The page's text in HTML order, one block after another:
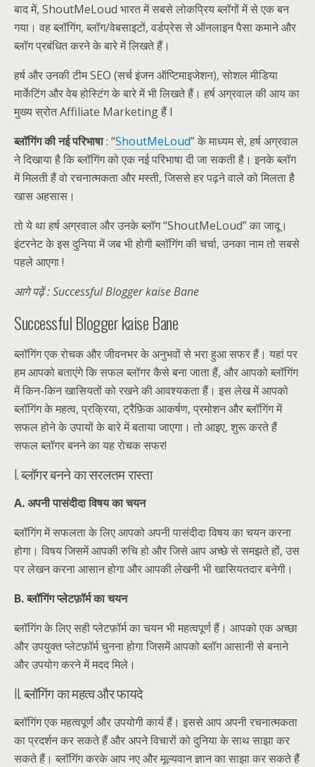
बाद में, ShoutMeLoud भारत में सबसे लोकप्रिय ब्लॉगों में से एक बन
गया। वह ब्लॉगिंग, ब्लॉग/वेबसाइटों, वर्डप्रेस से ऑनलाइन पैसा कमाने और
ब्लॉग प्रबंधित करने के बारे में लिखते हैं।
हर्ष और उनकी टीम SEO (सर्च इंजन ऑप्टिमाइजेशन), सोशल मीडिया
मार्केटिंग और वेब होस्टिंग के बारे में भी लिखते हैं। हर्ष अग्रवाल की आय का
मुख्य स्रोत Affiliate Marketing हैं I
ब्लॉगिंग की नई परिभाषा: “ShoutMeLoud” के माध्यम से, हर्ष अग्रवाल
ने दिखाया है कि ब्लॉगिंग को एक नई परिभाषा दी जा सकती है। इनके ब्लॉग
में मिलती हैं वो रचनात्मकता और मस्ती, जिससे हर पढ़ने वाले को मिलता है
खास अहसास।
तो ये था हर्ष अग्रवाल और उनके ब्लॉग “ShoutMeLoud” का जादू।
इंटरनेट के इस दुनिया में जब भी होगी ब्लॉगिंग की चर्चा, उनका नाम तो सबसे
पहले आएगा !
आगे पढ़ें : Successful Blogger kaise Bane
Successful Blogger kaise Bane
ब्लॉगिंग एक रोचक और जीवनभर के अनुभवों से भरा हुआ सफर हैं। यहां पर
हम आपको बताएंगे कि सफल ब्लॉगर कैसे बना जाता हैं, और आपको ब्लॉगिंग
में किन-किन खासियतों को रखने की आवश्यकता हैं। इस लेख में आपको
ब्लॉगिंग के महत्व, प्रक्रिया, ट्रैफ़िक आकर्षण, प्रमोशन और ब्लॉगिंग में
सफल होने के उपायों के बारे में बताया जाएगा। तो आइए, शुरू करते हैं
सफल ब्लॉगर बनने का यह रोचक सफर!
I. ब्लॉगर बनने का सरलतम रास्ता
A. अपनी पासंदीदा विषय का चयन
ब्लॉगिंग में सफलता के लिए आपको अपनी पासंदीदा विषय का चयन करना
होगा। विषय जिसमें आपकी रुचि हो और जिसे आप अच्छे से समझते हों, उस
पर लेखन करना आसान होगा और आपकी लेखनी भी खासियतदार बनेगी।
B. ब्लॉगिंग प्लेटफ़ॉर्म का चयन
ब्लॉगिंग के लिए सही प्लेटफ़ॉर्म का चयन भी महत्वपूर्ण हैं। आपको एक अच्छा
और उपयुक्त प्लेटफ़ॉर्म चुनना होगा जिसमें आपको ब्लॉग आसानी से बनाने
और उपयोग करने में मदद मिले।
II. ब्लॉगिंग का महत्व और फायदे
ब्लॉगिंग एक महत्वपूर्ण और उपयोगी कार्य हैं। इससे आप अपनी रचनात्मकता
का प्रदर्शन कर सकते हैं और अपने विचारों को दुनिया के साथ साझा कर
सकते हैं। ब्लॉगिंग करके आप नए और मूल्यवान ज्ञान का साझा कर सकते हैं